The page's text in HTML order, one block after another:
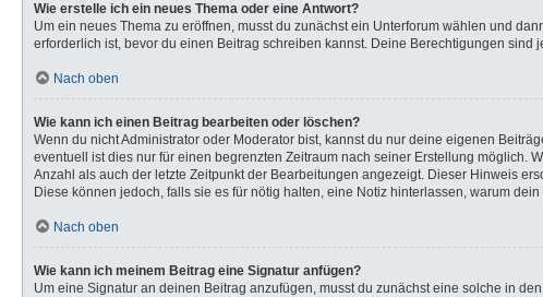
Wie erstelle ich ein neues Thema oder eine Antwort?
Um ein neues Thema zu eröffnen, musst du zunächst ein Unterforum wählen und
erforderlich ist, bevor du einen Beitrag schreiben kannst. Deine Berechtigungen sind
Nach oben
Wie kann ich einen Beitrag bearbeiten oder löschen?
Wenn du nicht Administrator oder Moderator bist, kannst du nur deine eigenen
eventuell ist dies nur für einen begrenzten Zeitraum nach seiner Erstellung möglich.
Anzahl als auch der letzte Zeitpunkt der Bearbeitungen angezeigt. Dieser Hinweis
Diese können jedoch, falls sie es für nötig halten, eine Notiz hinterlassen, warum
Nach oben
Wie kann ich meinem Beitrag eine Signatur anfügen?
Um eine Signatur an deinen Beitrag anzufügen, musst du zunächst eine solche in